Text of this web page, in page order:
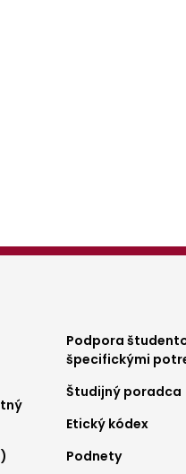
Footer
menu
3
Podpora
špecifickými
Študijný poradca
Etický kódex
Podnety